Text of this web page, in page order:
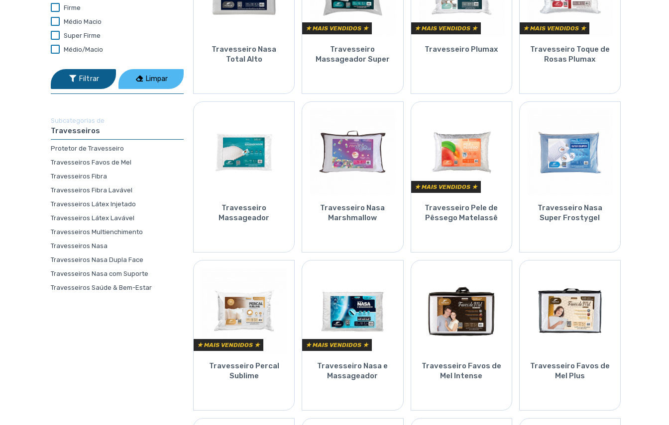
Firme
Médio Macio
Super Firme
Médio/Macio
Filtrar Limpar
Subcategorias de
Travesseiros
Protetor de Travesseiro
Travesseiros Favos de Mel
Travesseiros Fibra
Travesseiros Fibra Lavável
Travesseiros Látex Injetado
Travesseiros Látex Lavável
Travesseiros Multienchimento
Travesseiros Nasa
Travesseiros Nasa Dupla Face
Travesseiros Nasa com Suporte
Travesseiros Saúde & Bem-Estar
Travesseiro Nasa
Total Alto
Orçar
★ MAIS VENDIDOS ★
Travesseiro
Massageador Super
Orçar
★ MAIS VENDIDOS ★
Travesseiro Plumax
Orçar
★ MAIS VENDIDOS ★
Travesseiro Toque de
Rosas Plumax
Orçar
Travesseiro
Massageador
Orçar
Travesseiro Nasa
Marshmallow
Orçar
★ MAIS VENDIDOS ★
Travesseiro Pele de
Pêssego Matelassê
Orçar
Travesseiro Nasa
Super Frostygel
Orçar
★ MAIS VENDIDOS ★
Travesseiro Percal
Sublime
Orçar
★ MAIS VENDIDOS ★
Travesseiro Nasa e
Massageador
Orçar
Travesseiro Favos de
Mel Intense
Orçar
Travesseiro Favos de
Mel Plus
Orçar